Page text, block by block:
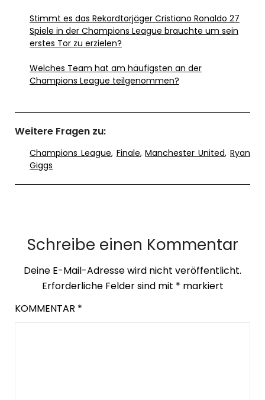
Stimmt es das Rekordtorjäger Cristiano Ronaldo 27
Spiele in der Champions League brauchte um sein
erstes Tor zu erzielen?
Welches Team hat am häufigsten an der
Champions League teilgenommen?
Weitere Fragen zu:
Champions League, Finale,Manchester United,Ryan
Giggs
Schreibe einen Kommentar
Deine E-Mail-Adresse wird nicht veröffentlicht.
Erforderliche Felder sind mit * markiert
KOMMENTAR *